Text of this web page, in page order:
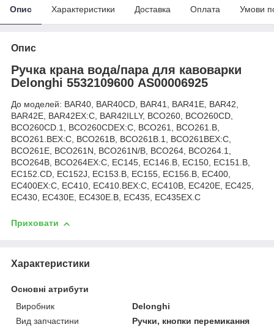
Опис Характеристики Доставка Оплата Умови
Опис
Ручка крана вода/пара для кавоварки
Delonghi 5532109600 AS00006925
До моделей: BAR40, BAR40CD, BAR41, BAR41E, BAR42,
BAR42E, BAR42EX:C, BAR42ILLY, BCO260, BCO260CD,
BCO260CD.1, BCO260CDEX:C, BCO261, BCO261.B,
BCO261.BEX:C, BCO261B, BCO261B.1, BCO261BEX:C,
BCO261E, BCO261N, BCO261N/B, BCO264, BCO264.1,
BCO264B, BCO264EX:C, EC145, EC146.B, EC150, EC151.B,
EC152.CD, EC152J, EC153.B, EC155, EC156.B, EC400,
EC400EX:C, EC410, EC410.BEX:C, EC410B, EC420E, EC425,
EC430, EC430E, EC430E.B, EC435, EC435EX.C
Приховати
Характеристики
Основні атрибути
Виробник
Delonghi
Вид запчастини
Ручки, кнопки перемикання